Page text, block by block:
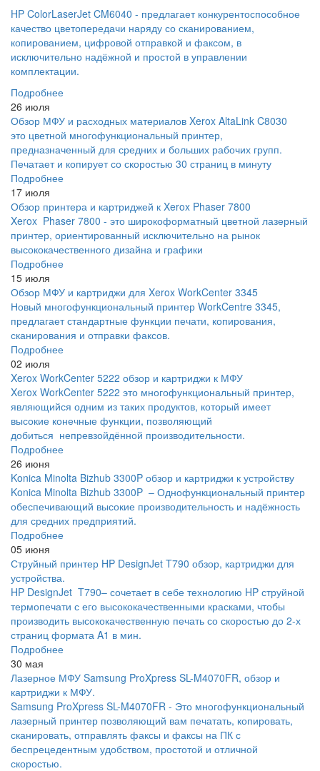
HP ColorLaserJet CM6040 - предлагает конкурентоспособное
качество цветопередачи наряду со сканированием,
копированием, цифровой отправкой и факсом, в
исключительно надёжной и простой в управлении
комплектации.
Подробнее
26 июля
Обзор МФУ и расходных материалов Xerox AltaLink C8030
это цветной многофункциональный принтер,
предназначенный для средних и больших рабочих групп.
Печатает и копирует со скоростью 30 страниц в минуту
Подробнее
17 июля
Обзор принтера и картриджей к Xerox Phaser 7800
Xerox Phaser 7800 - это широкоформатный цветной лазерный
принтер, ориентированный исключительно на рынок
высококачественного дизайна и графики
Подробнее
15 июля
Обзор МФУ и картриджи для Xerox WorkCenter 3345
Новый многофункциональный принтер WorkCentre 3345,
предлагает стандартные функции печати, копирования,
сканирования и отправки факсов.
Подробнее
02 июля
Xerox WorkCenter 5222 обзор и картриджи к МФУ
Xerox WorkCenter 5222 это многофункциональный принтер,
являющийся одним из таких продуктов, который имеет
высокие конечные функции, позволяющий
добиться непревзойдённой производительности.
Подробнее
26 июня
Konica Minolta Bizhub 3300P обзор и картриджи к устройству
Konica Minolta Bizhub 3300P – Однофункциональный принтер
обеспечивающий высокие производительность и надёжность
для средних предприятий.
Подробнее
05 июня
Струйный принтер HP DesignJet T790 обзор, картриджи для
устройства.
HP DesignJet T790– сочетает в себе технологию HP струйной
термопечати с его высококачественными красками, чтобы
производить высококачественную печать со скоростью до 2-х
страниц формата A1 в мин.
Подробнее
30 мая
Лазерное МФУ Samsung ProXpress SL-M4070FR, обзор и
картриджи к МФУ.
Samsung ProXpress SL-M4070FR - Это многофункциональный
лазерный принтер позволяющий вам печатать, копировать,
сканировать, отправлять факсы и факсы на ПК с
беспрецедентным удобством, простотой и отличной
скоростью.